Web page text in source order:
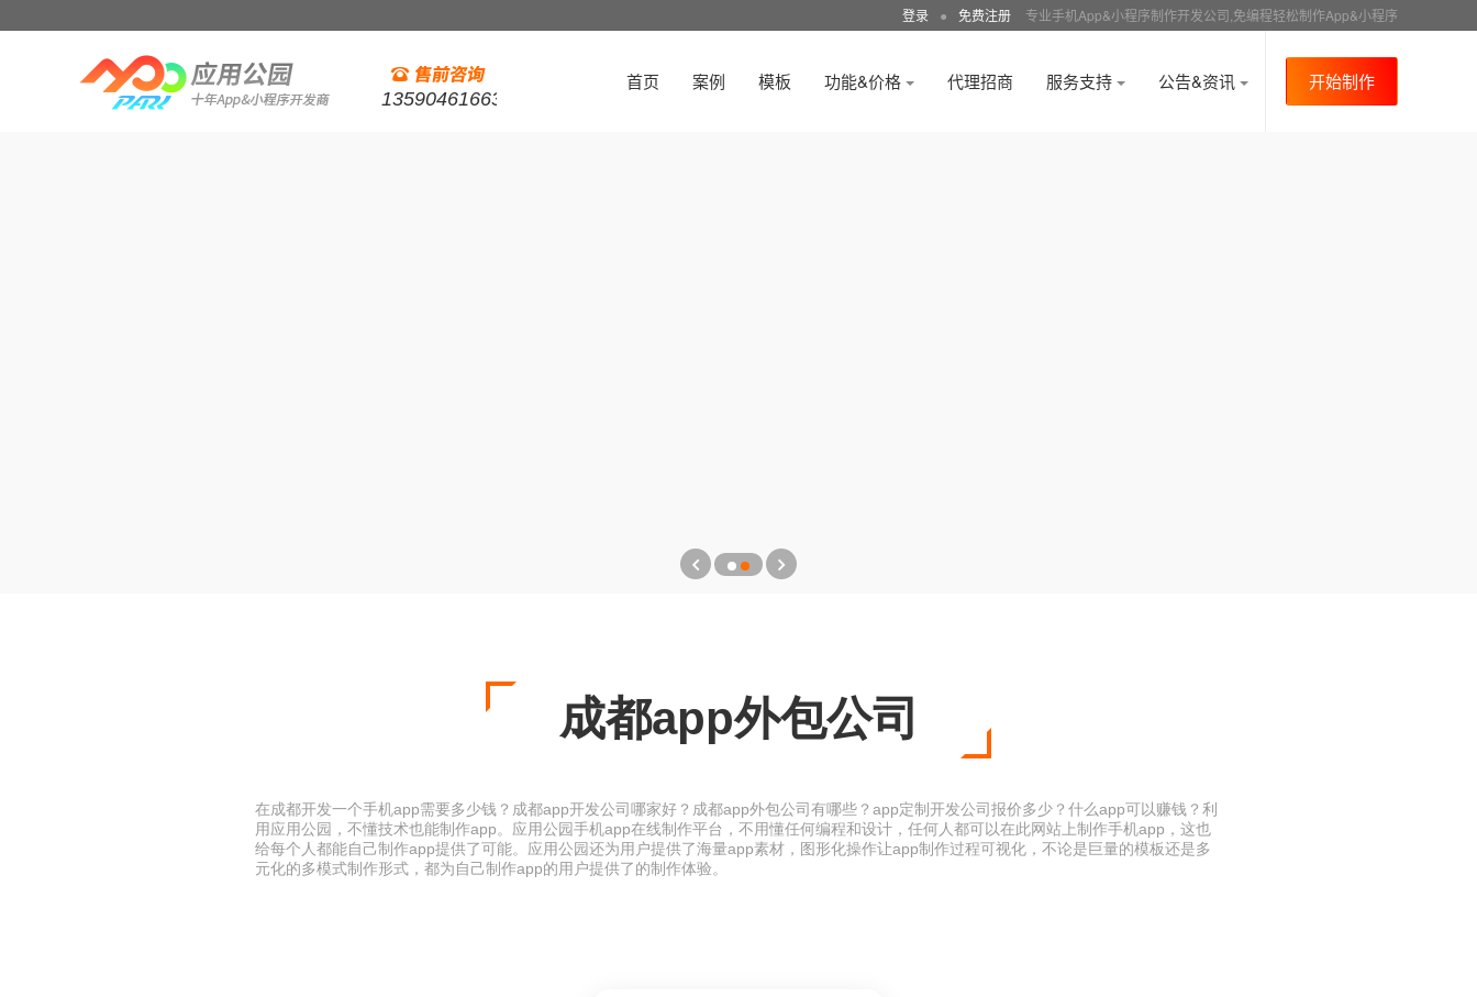
登录 ● 免费注册 专业手机App&小程序制作开发公司,免编程轻松制作App&小程序
13590461663
首页 案例 模板 功能&价格 代理招商 服务支持 公告&资讯 开始制作
成都app外包公司
在成都开发一个手机app需要多少钱？成都app开发公司哪家好？成都app外包公司有哪些？app定制开发公司报价多少？什么app可以赚钱？利
用应用公园，不懂技术也能制作app。应用公园手机app在线制作平台，不用懂任何编程和设计，任何人都可以在此网站上制作手机app，这也
给每个人都能自己制作app提供了可能。应用公园还为用户提供了海量app素材，图形化操作让app制作过程可视化，不论是巨量的模板还是多
元化的多模式制作形式，都为自己制作app的用户提供了的制作体验。